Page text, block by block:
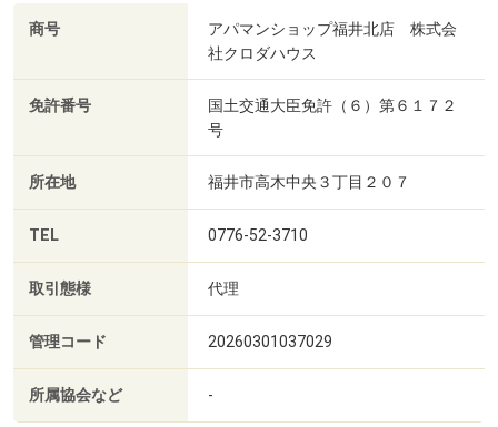
商号
アパマンショップ福井北店 株式会
社クロダハウス
免許番号
国土交通大臣免許（６）第６１７２
号
所在地 福井市高木中央３丁目２０７
TEL 0776-52-3710
取引態様 代理
管理コード 20260301037029
所属協会など -